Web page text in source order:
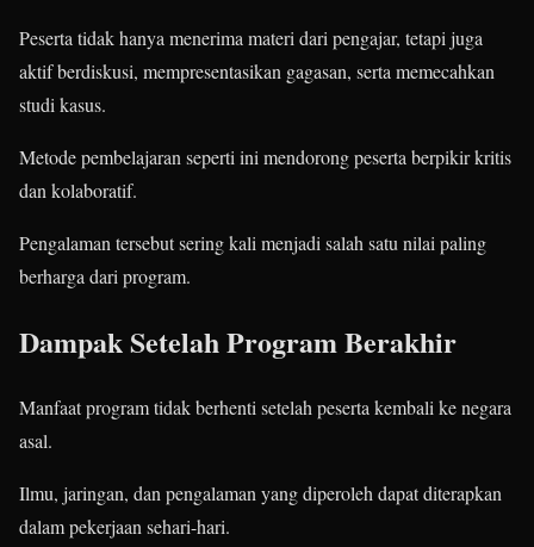
Peserta tidak hanya menerima materi dari pengajar, tetapi juga
aktif berdiskusi, mempresentasikan gagasan, serta memecahkan
studi kasus.
Metode pembelajaran seperti ini mendorong peserta berpikir kritis
dan kolaboratif.
Pengalaman tersebut sering kali menjadi salah satu nilai paling
berharga dari program.
Dampak Setelah Program Berakhir
Manfaat program tidak berhenti setelah peserta kembali ke negara
asal.
Ilmu, jaringan, dan pengalaman yang diperoleh dapat diterapkan
dalam pekerjaan sehari-hari.